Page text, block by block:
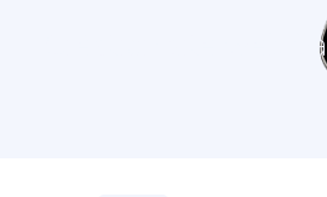
Création site web